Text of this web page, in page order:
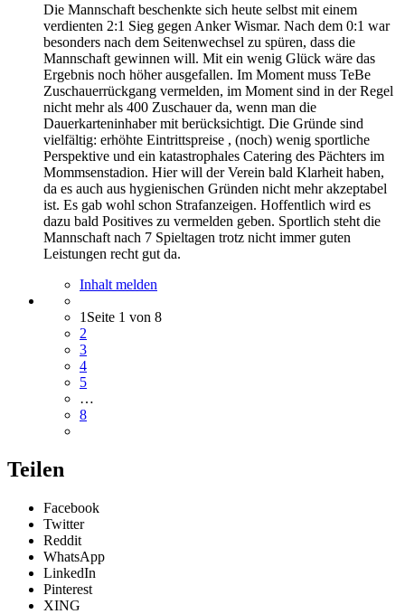
Die Mannschaft beschenkte sich heute selbst mit einem
verdienten 2:1 Sieg gegen Anker Wismar. Nach dem 0:1 war
besonders nach dem Seitenwechsel zu spüren, dass die
Mannschaft gewinnen will. Mit ein wenig Glück wäre das
Ergebnis noch höher ausgefallen. Im Moment muss TeBe
Zuschauerrückgang vermelden, im Moment sind in der Regel
nicht mehr als 400 Zuschauer da, wenn man die
Dauerkarteninhaber mit berücksichtigt. Die Gründe sind
vielfältig: erhöhte Eintrittspreise , (noch) wenig sportliche
Perspektive und ein katastrophales Catering des Pächters im
Mommsenstadion. Hier will der Verein bald Klarheit haben,
da es auch aus hygienischen Gründen nicht mehr akzeptabel
ist. Es gab wohl schon Strafanzeigen. Hoffentlich wird es
dazu bald Positives zu vermelden geben. Sportlich steht die
Mannschaft nach 7 Spieltagen trotz nicht immer guten
Leistungen recht gut da.
Inhalt melden
1 Seite 1 von 8
2
3
4
5
…
8
Teilen
Facebook
Twitter
Reddit
WhatsApp
LinkedIn
Pinterest
XING